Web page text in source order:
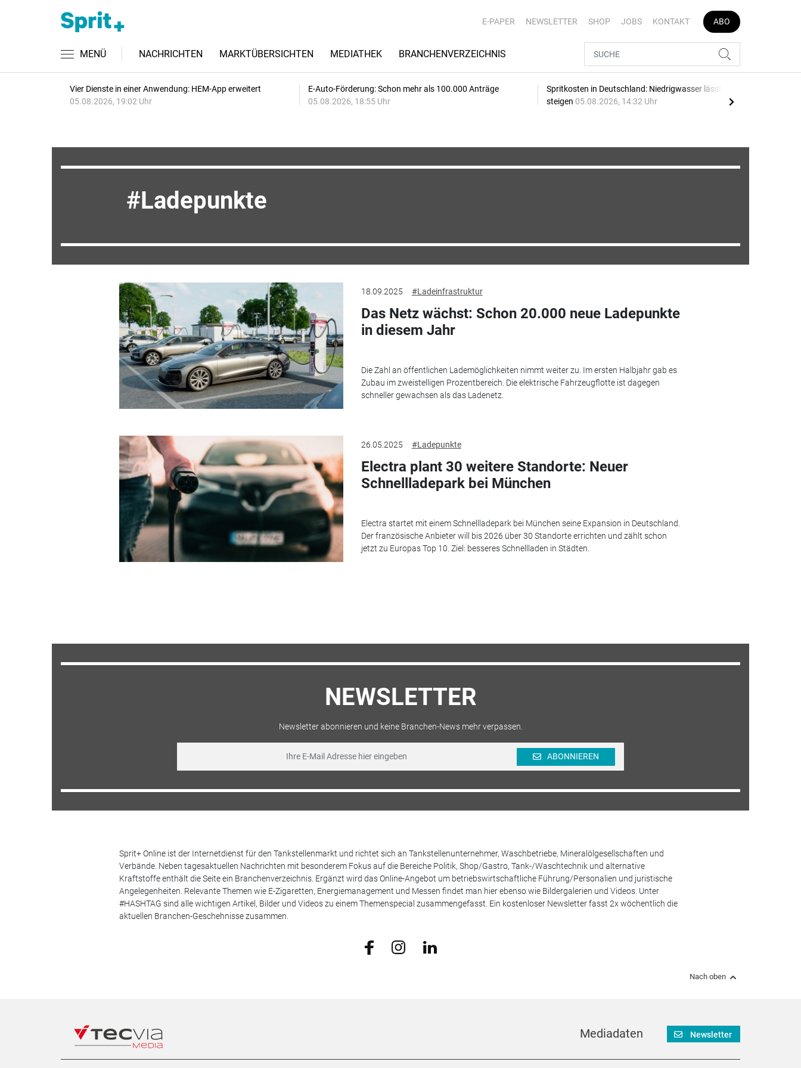
E-PAPER NEWSLETTER SHOP JOBS KONTAKT ABO
MENÜ NACHRICHTEN MARKTÜBERSICHTEN MEDIATHEK BRANCHENVERZEICHNIS
Vier Dienste in einer Anwendung: HEM-App erweitert
05.08.2026, 19:02 Uhr
E-Auto-Förderung: Schon mehr als 100.000 Anträge
05.08.2026, 18:55 Uhr
Spritkosten in Deutschland: Niedrigwasser lässt Preise
steigen 05.08.2026, 14:32 Uhr
Ladepunkte
18.09.2025 #Ladeinfrastruktur
Das Netz wächst: Schon 20.000 neue Ladepunkte
in diesem Jahr
Die Zahl an öffentlichen Lademöglichkeiten nimmt weiter zu. Im ersten Halbjahr gab es
Zubau im zweistelligen Prozentbereich. Die elektrische Fahrzeugflotte ist dagegen
schneller gewachsen als das Ladenetz.
26.05.2025 #Ladepunkte
Electra plant 30 weitere Standorte: Neuer
Schnellladepark bei München
Electra startet mit einem Schnellladepark bei München seine Expansion in Deutschland.
Der französische Anbieter will bis 2026 über 30 Standorte errichten und zählt schon
jetzt zu Europas Top 10. Ziel: besseres Schnellladen in Städten.
NEWSLETTER
Newsletter abonnieren und keine Branchen-News mehr verpassen.
ABONNIEREN
Sprit+ Online ist der Internetdienst für den Tankstellenmarkt und richtet sich an Tankstellenunternehmer, Waschbetriebe, Mineralölgesellschaften und
Verbände. Neben tagesaktuellen Nachrichten mit besonderem Fokus auf die Bereiche Politik, Shop/Gastro, Tank-/Waschtechnik und alternative
Kraftstoffe enthält die Seite ein Branchenverzeichnis. Ergänzt wird das Online-Angebot um betriebswirtschaftliche Führung/Personalien und juristische
Angelegenheiten. Relevante Themen wie E-Zigaretten, Energiemanagement und Messen findet man hier ebenso wie Bildergalerien und Videos. Unter
#HASHTAG sind alle wichtigen Artikel, Bilder und Videos zu einem Themenspecial zusammengefasst. Ein kostenloser Newsletter fasst 2x wöchentlich die
aktuellen Branchen-Geschehnisse zusammen.
Nach oben
Mediadaten Newsletter